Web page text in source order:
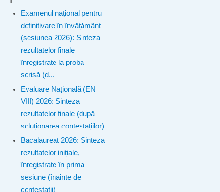
Examenul național pentru
definitivare în învățământ
(sesiunea 2026): Sinteza
rezultatelor finale
înregistrate la proba
scrisă (d...
Evaluare Națională (EN
VIII) 2026: Sinteza
rezultatelor finale (după
soluționarea contestațiilor)
Bacalaureat 2026: Sinteza
rezultatelor inițiale,
înregistrate în prima
sesiune (înainte de
contestații)